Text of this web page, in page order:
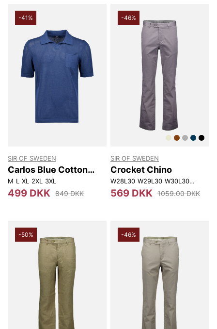
-41%
SIR OF SWEDEN
Carlos Blue Cotton
Linen Polo
M L XL 2XL 3XL
499 DKK 849 DKK
-46%
SIR OF SWEDEN
Crocket Chino
W28L30 W29L30 W30L30 W31L30
569 DKK 1059.00 DKK
-50% -46%